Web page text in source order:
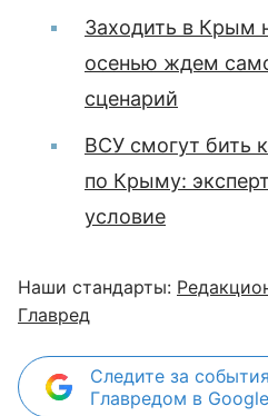
Заходить в Крым
осенью ждем
сценарий
ВСУ смогут бить
по Крыму:
условие
Наши стандарты:
Главред
Следите за
Главредом в